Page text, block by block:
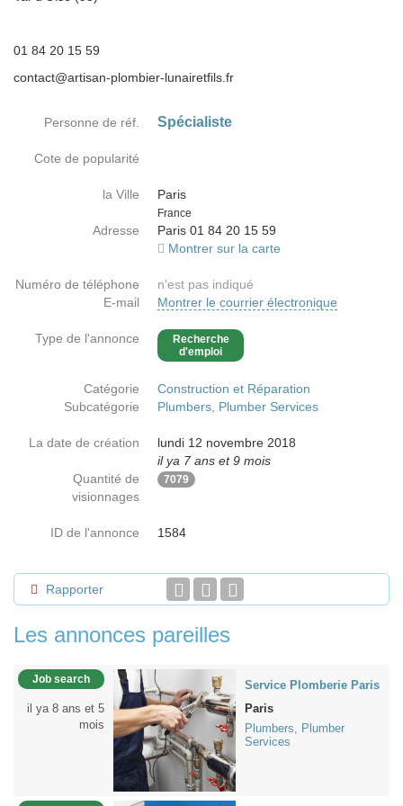
01 84 20 15 59
contact@artisan-plombier-lunairetfils.fr
Personne de réf. Spécialiste
Cote de popularité
la Ville
Paris
Country
France
Adresse
Paris 01 84 20 15 59
Montrer sur la carte
Numéro de téléphone
n'est pas indiqué
E-mail
Montrer le courrier électronique
Type de l'annonce
Recherche
d'emploi
Catégorie
Construction et Réparation
Subcatégorie
Plumbers, Plumber Services
La date de création
lundi 12 novembre 2018
il ya 7 ans et 9 mois
Quantité de
visionnages
7079
ID de l'annonce 1584
Rapporter
Les annonces pareilles
Job search
il ya 8 ans et 5
mois
Service Plomberie Paris
Paris
Plumbers, Plumber
Services